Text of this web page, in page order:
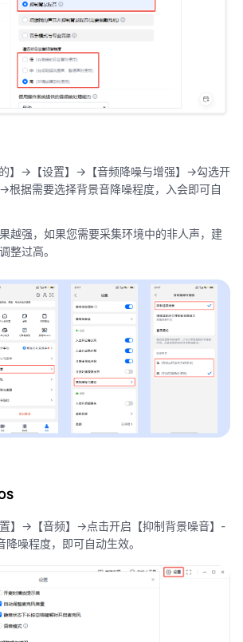
】->【设置】->【音频降噪与增强】->勾选开
根据需要选择背景音降噪程度，入会即可自
越强，如果您需要采集环境中的非人声，建
整过高。
】->【音频】->点击开启【抑制背景噪音】-
噪程度，即可自动生效。